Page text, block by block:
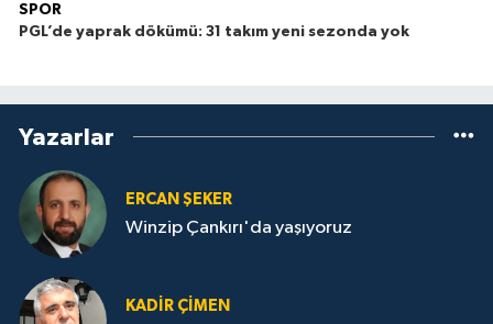
SPOR
PGL’de yaprak dökümü: 31 takım yeni sezonda yok
Yazarlar
ERCAN ŞEKER
Winzip Çankırı'da yaşıyoruz
KADIR ÇIMEN